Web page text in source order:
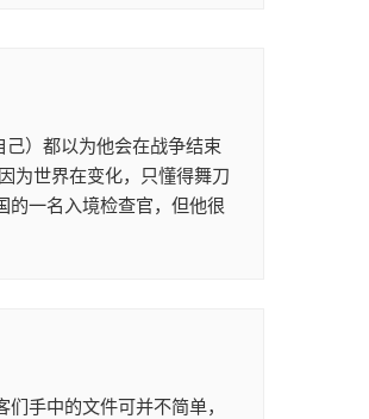
）都以为他会在战争结束
为世界在变化，只懂得舞刀
的一名入境检查官，但他很
手中的文件可并不简单，